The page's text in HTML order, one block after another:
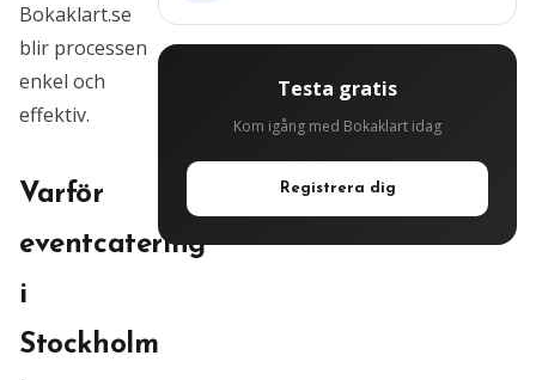
Bokaklart.se
blir processen
enkel och
effektiv.
Varför
eventcatering
i
Stockholm
Testa gratis
Kom igång med Bokaklart idag
Registrera dig